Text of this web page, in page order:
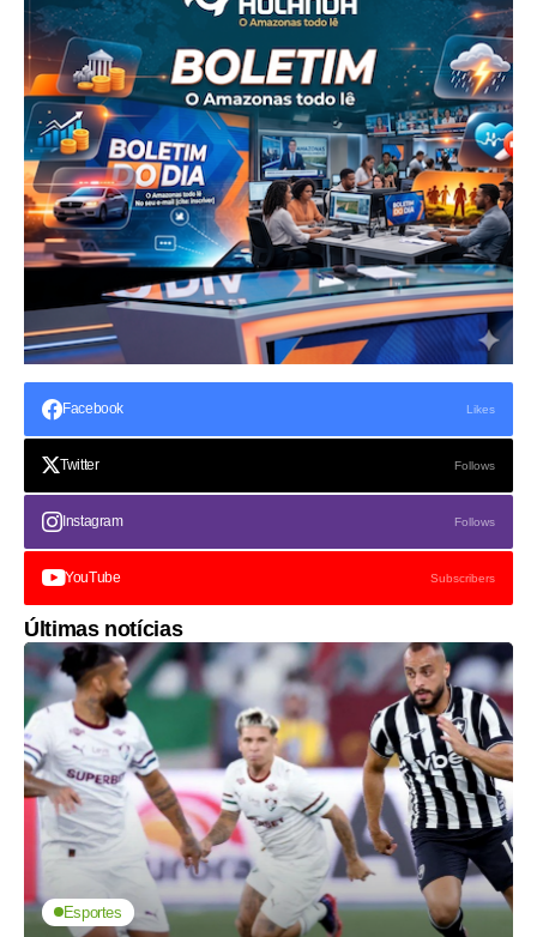
Facebook Likes
Twitter Follows
Instagram Follows
YouTube Subscribers
Últimas notícias
Esportes